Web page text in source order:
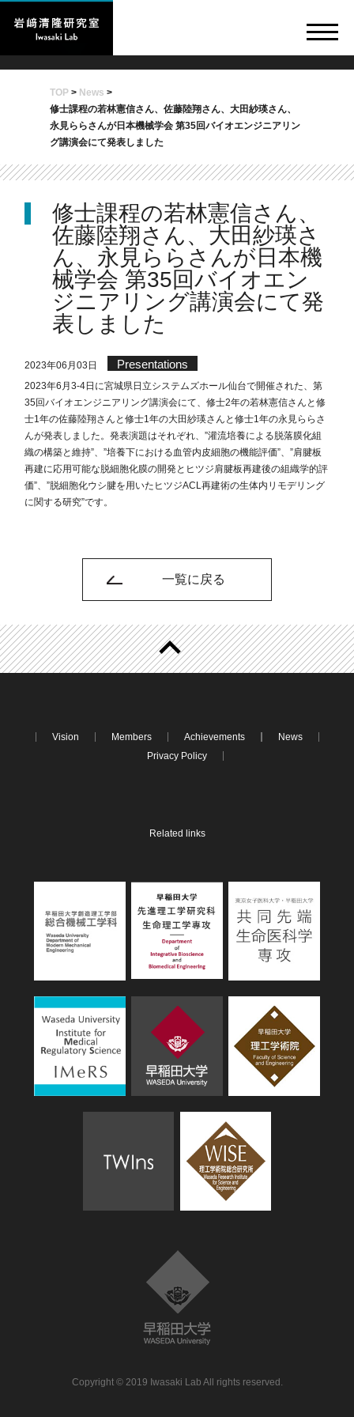
TOP> News >
修士課程の若林憲信さん、佐藤陸翔さん、大田紗瑛さん、
永見ららさんが日本機械学会 第35回バイオエンジニアリン
グ講演会にて発表しました
修士課程の若林憲信さん、
佐藤陸翔さん、大田紗瑛さ
ん、永見ららさんが日本機
械学会 第35回バイオエン
ジニアリング講演会にて発
表しました
2023年06月03日 Presentations
2023年6月3-4日に宮城県日立システムズホール仙台で開催された、第
35回バイオエンジニアリング講演会にて、修士2年の若林憲信さんと修
士1年の佐藤陸翔さんと修士1年の大田紗瑛さんと修士1年の永見ららさ
んが発表しました。発表演題はそれぞれ、”灌流培養による脱落膜化組
織の構築と維持”、”培養下における血管内皮細胞の機能評価”、”肩腱板
再建に応用可能な脱細胞化膜の開発とヒツジ肩腱板再建後の組織学的評
価”、”脱細胞化ウシ腱を用いたヒツジACL再建術の生体内リモデリング
に関する研究”です。
一覧に戻る
Vision Members Achievements
News
Privacy Policy
Related links
Copyright © 2019 Iwasaki Lab All rights reserved.